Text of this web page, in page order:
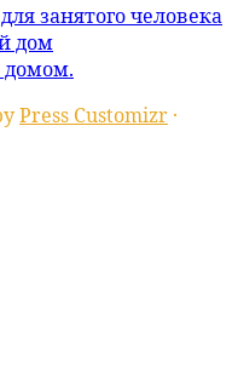
занятого человека
дом
Press Customizr ·